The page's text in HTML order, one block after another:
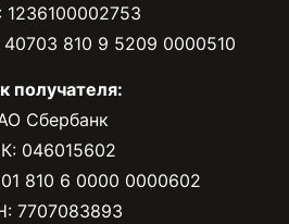
40703 810 9 5209 0000510
получателя:
Сбербанк
046015602
810 6 0000 0000602
7707083893